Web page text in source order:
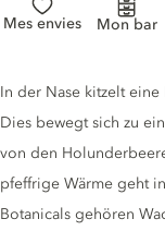
Mes envies Mon bar
Gin description
In der Nase kitzelt
Dies bewegt sich zu
von den
pfeffrige Wärme geht
Botanicals gehören